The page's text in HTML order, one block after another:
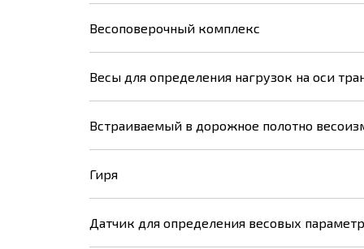
Весоповерочный комплекс
Весы для определения нагрузок на оси
Встраиваемый в дорожное полотно
Гиря
Датчик для определения весовых